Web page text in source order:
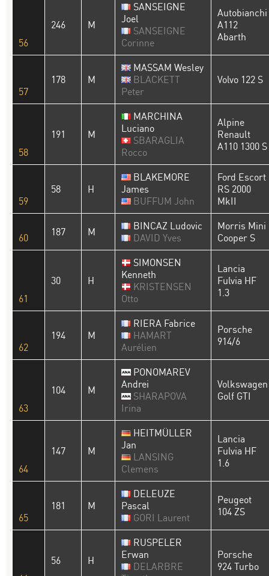
56
246 M
SANSEIGNE
Joel
SANSEIGNE
Corinne
Autobianchi
A112
Abarth
57
178 M
MASSAM Wesley
BLACKETT
Peter
Volvo 122 S
58
191 M
MARCHINA
Luciano
SBARAGLIA
Rocco
Alpine
Renault
A110 1300 S
59
58 H
BLAKEMORE
James
BUFFUM John
Ford Escort
RS 2000
MkII
60 187 M
BINCAZ Ludovic
DAVID Yves
Morris Mini
Cooper S
61
30 H
SIMONSEN
Kenneth
KRISTENSEN
Otto
Lancia
Fulvia HF
1.3
62
194 M
RIERA Fabrice
HAMART
Aurélien
Porsche
914/6
63
104 M
PONOMAREV
Andrei
SHARAPOVA
Irina
Volkswagen
Golf GTI
64
147 M
HEITMÜLLER
Jan
LANSING
Clemens
Lancia
Fulvia HF
1.6
65
181 M
DELEUZE
Pascal
GORI Laurent
Peugeot
104 ZS
56 H
RUSPELER
Erwan
DELARBRE
Porsche
924 Turbo